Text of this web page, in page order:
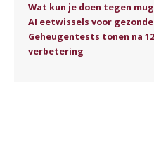
Wat kun je doen tegen
AI eetwissels voor
Geheugentests tonen na
verbetering